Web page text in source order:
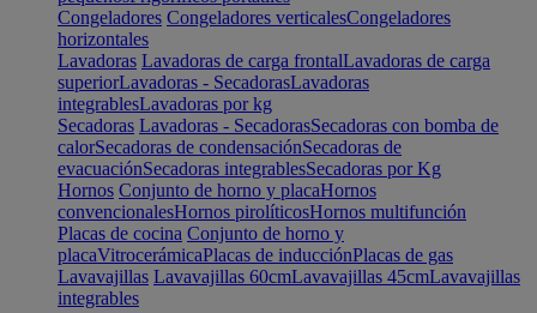
Congeladores Congeladores verticalesCongeladores
horizontales
Lavadoras Lavadoras de carga frontalLavadoras de carga
superiorLavadoras - SecadorasLavadoras
integrablesLavadoras por kg
Secadoras Lavadoras - SecadorasSecadoras con bomba de
calorSecadoras de condensaciónSecadoras de
evacuaciónSecadoras integrablesSecadoras por Kg
Hornos Conjunto de horno y placaHornos
convencionalesHornos pirolíticosHornos multifunción
Placas de cocina Conjunto de horno y
placaVitrocerámicaPlacas de inducciónPlacas de gas
Lavavajillas Lavavajillas 60cmLavavajillas 45cmLavavajillas
integrables